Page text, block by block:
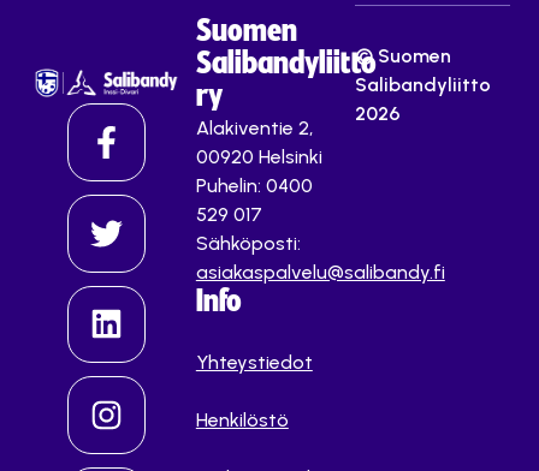
Suomen
Salibandyliitto
ry
Alakiventie 2,
00920 Helsinki
Puhelin: 0400
529 017
Sähköposti:
asiakaspalvelu@salibandy.fi
Info
Yhteystiedot
Henkilöstö
© Suomen
Salibandyliitto
2026